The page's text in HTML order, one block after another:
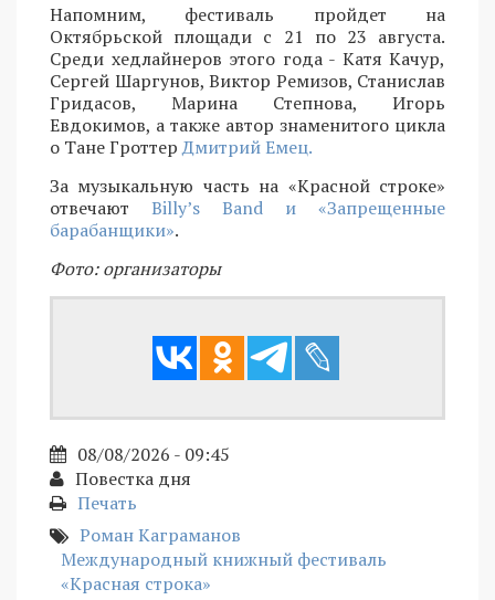
Напомним, фестиваль пройдет на
Октябрьской площади с 21 по 23 августа.
Среди хедлайнеров этого года - Катя Качур,
Сергей Шаргунов, Виктор Ремизов, Станислав
Гридасов, Марина Степнова, Игорь
Евдокимов, а также автор знаменитого цикла
о Тане ГроттерДмитрий Емец.
За музыкальную часть на «Красной строке»
отвечают Billy’s Band и «Запрещенные
барабанщики».
Фото: организаторы
08/08/2026 - 09:45
Повестка дня
Печать
Роман Каграманов
Международный книжный фестиваль
«Красная строка»